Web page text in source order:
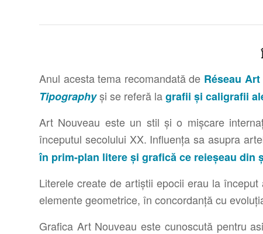
Anul acesta tema recomandată de Réseau
Tipographyși se referă lagrafii și caligrafii
Art Nouveau este un stil şi o mişcare
începutul secolului XX. Influența sa asupra
în prim-plan litere și grafică ce reieșeau din
Literele create de artiștii epocii erau la
elemente geometrice, în concordanță cu
Grafica Art Nouveau este cunoscută pentru